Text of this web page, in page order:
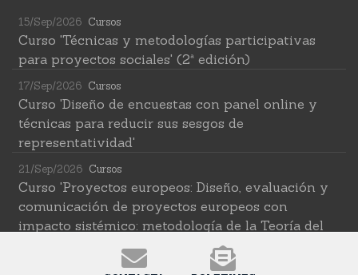
15/Sep/2026 Cursos
Curso 'Técnicas y metodologías participativas
para proyectos sociales' (2ª edición)
17/Sep/2026 Cursos
Curso 'Diseño de encuestas con panel online y
técnicas para reducir sus sesgos de
representatividad'
21/Sep/2026 Cursos
Curso 'Proyectos europeos: Diseño, evaluación y
comunicación de proyectos europeos con
impacto sistémico: metodología de la Teoría del
Cursos